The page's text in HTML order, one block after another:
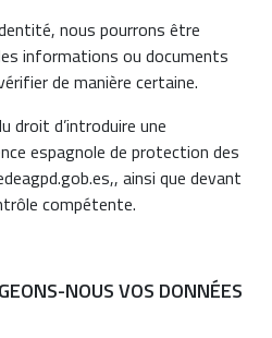
nous pourrons être
informations ou documents
de manière certaine.
droit d’introduire une
espagnole de protection des
ainsi que devant
compétente.
NOUS VOS DONNÉES